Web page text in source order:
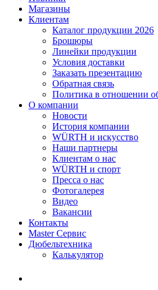
Магазины
Клиентам
Каталог продукции 2026
Брошюры
Линейки продукции
Условия доставки
Заказать презентацию
Обратная связь
Политика в отношении
О компании
Новости
История компании
WÜRTH и искусство
Наши партнеры
Клиентам о нас
WÜRTH и спорт
Пресса о нас
Фотогалерея
Видео
Вакансии
Контакты
Master Сервис
Дюбельтехника
Калькулятор